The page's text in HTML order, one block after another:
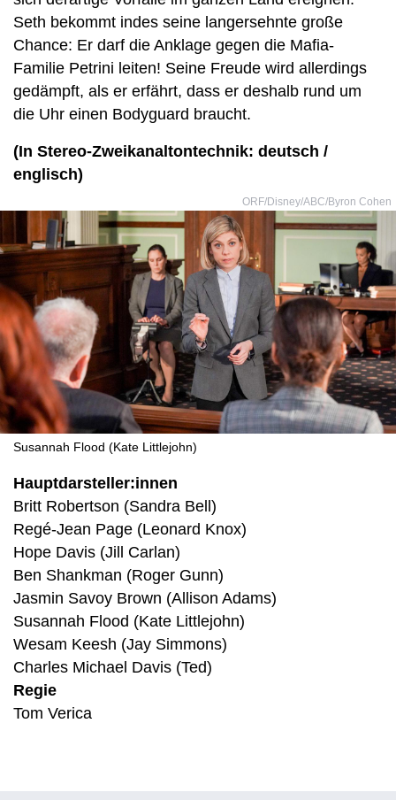
Seth bekommt indes seine langersehnte große
Chance: Er darf die Anklage gegen die Mafia-
Familie Petrini leiten! Seine Freude wird allerdings
gedämpft, als er erfährt, dass er deshalb rund um
die Uhr einen Bodyguard braucht.
(In Stereo-Zweikanaltontechnik: deutsch /
englisch)
ORF/Disney/ABC/Byron Cohen
Susannah Flood (Kate Littlejohn)
Hauptdarsteller:innen
Britt Robertson (Sandra Bell)
Regé-Jean Page (Leonard Knox)
Hope Davis (Jill Carlan)
Ben Shankman (Roger Gunn)
Jasmin Savoy Brown (Allison Adams)
Susannah Flood (Kate Littlejohn)
Wesam Keesh (Jay Simmons)
Charles Michael Davis (Ted)
Regie
Tom Verica